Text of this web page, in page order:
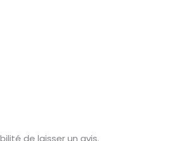
de laisser un avis.